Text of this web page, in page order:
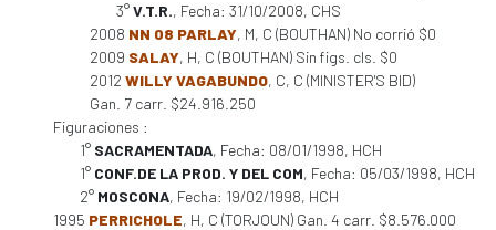
3°V.T.R., Fecha: 31/10/2008, CHS
2008 NN 08 PARLAY, M, C (BOUTHAN) No corrió $0
2009 SALAY, H, C (BOUTHAN) Sin figs. cls. $0
2012 WILLY VAGABUNDO, C, C (MINISTER'S BID)
Gan. 7 carr. $24.916.250
Figuraciones :
1° SACRAMENTADA, Fecha: 08/01/1998, HCH
1° CONF.DE LA PROD. Y DEL COM, Fecha: 05/03/1998, HCH
2° MOSCONA, Fecha: 19/02/1998, HCH
1995 PERRICHOLE, H, C (TORJOUN) Gan. 4 carr. $8.576.000